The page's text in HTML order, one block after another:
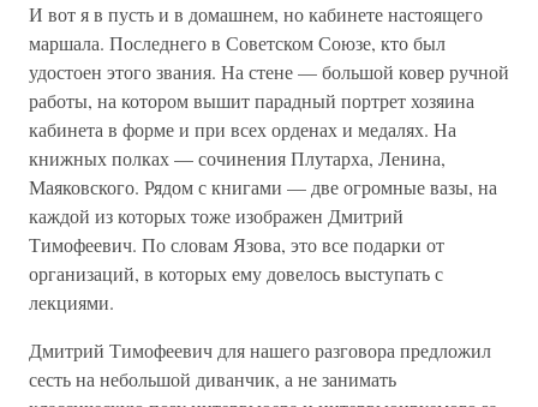
И вот я в пусть и в домашнем, но кабинете настоящего
маршала. Последнего в Советском Союзе, кто был
удостоен этого звания. На стене — большой ковер ручной
работы, на котором вышит парадный портрет хозяина
кабинета в форме и при всех орденах и медалях. На
книжных полках — сочинения Плутарха, Ленина,
Маяковского. Рядом с книгами — две огромные вазы, на
каждой из которых тоже изображен Дмитрий
Тимофеевич. По словам Язова, это все подарки от
организаций, в которых ему довелось выступать с
лекциями.
Дмитрий Тимофеевич для нашего разговора предложил
сесть на небольшой диванчик, а не занимать